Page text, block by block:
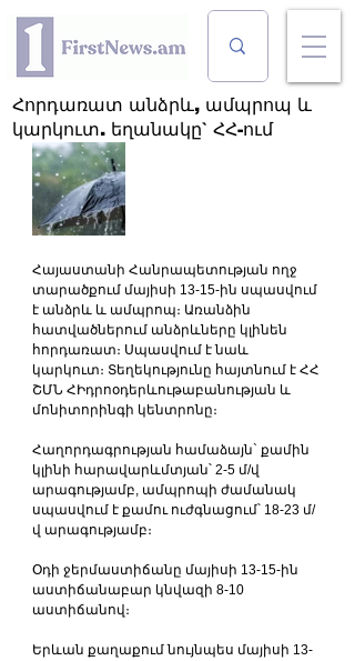
Հորդառատ անձրև, ամպրոպ և
կարկուտ. եղանակը` ՀՀ-ում
Հայաստանի Հանրապետության ողջ
տարածքում մայիսի 13-15-ին սպասվում
է անձրև և ամպրոպ։ Առանձին
հատվածներում անձրևները կլինեն
հորդառատ։ Սպասվում է նաև
կարկուտ։ Տեղեկությունը հայտնում է ՀՀ
ՇՄՆ ՀԻդրոօդերևութաբանության և
մոնիտորինգի կենտրոնը։
Հաղորդագրության համաձայն` քամին
կլինի հարավարևմտյան՝ 2-5 մ/վ
արագությամբ, ամպրոպի ժամանակ
սպասվում է քամու ուժգնացում՝ 18-23 մ/
վ արագությամբ։
Օդի ջերմաստիճանը մայիսի 13-15-ին
աստիճանաբար կնվազի 8-10
աստիճանով։
Երևան քաղաքում նույնպես մայիսի 13-